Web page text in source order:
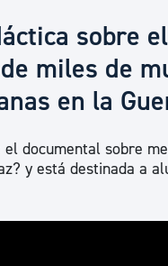
sobre
miles de
en la
el documental sobre
y está destinada a